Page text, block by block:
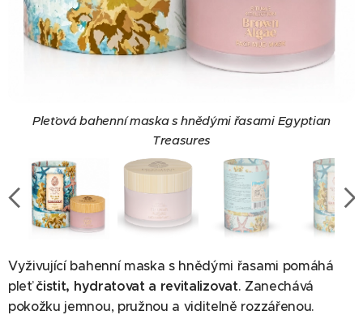
Pleťová bahenní maska s hnědými řasami Egyptian
Treasures
Vyživující bahenní maska s hnědými řasami pomáhá
pleťčistit, hydratovat a revitalizovat. Zanechává
pokožku jemnou, pružnou a viditelně rozzářenou.